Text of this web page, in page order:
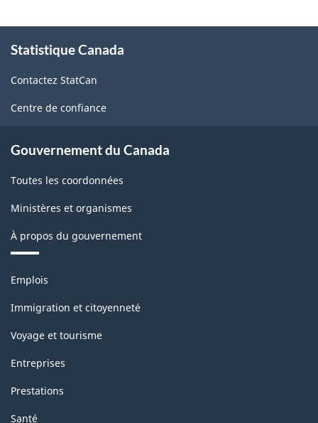
propos
ce
site
Statistique Canada
Contactez StatCan
Centre de confiance
Gouvernement du Canada
Toutes les coordonnées
Ministères et organismes
À propos du gouvernement
Thèmes
sujets
Emplois
Immigration et citoyenneté
Voyage et tourisme
Entreprises
Prestations
Santé